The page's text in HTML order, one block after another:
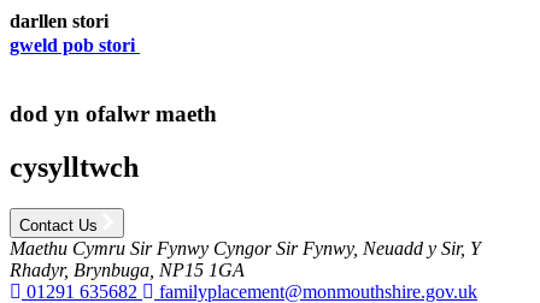
darllen stori
gweld pob stori
dod yn ofalwr maeth
cysylltwch
Contact Us
Maethu Cymru Sir Fynwy Cyngor Sir Fynwy, Neuadd y Sir, Y
Rhadyr, Brynbuga, NP15 1GA
01291 635682
familyplacement@monmouthshire.gov.uk